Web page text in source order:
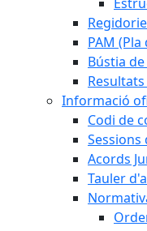
PAM
Bústia
Informació
Codi de
Sessions
Acords
Tauler